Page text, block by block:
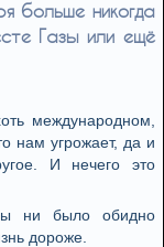
больше никогда
Газы или ещё
международном,
нам угрожает, да и
И нечего это
ни было обидно
дороже.